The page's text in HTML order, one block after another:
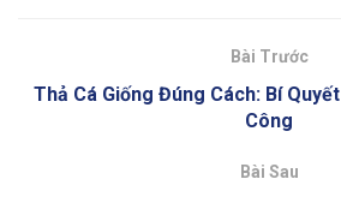
Bài Trước
Thả Cá Giống Đúng Cách: Bí
Công
Bài Sau